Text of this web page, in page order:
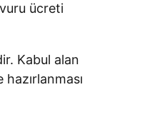
ücreti
Kabul alan